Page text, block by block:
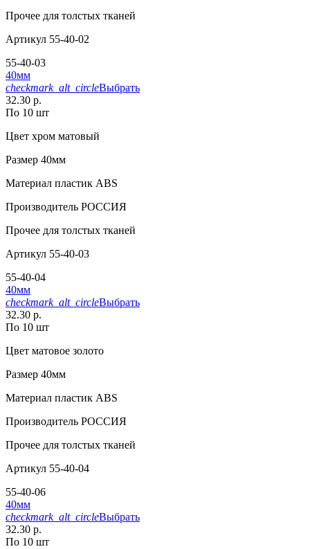
Прочее для толстых тканей
Артикул 55-40-02
55-40-03
40мм
checkmark_alt_circleВыбрать
32.30 р.
По 10 шт
Цвет хром матовый
Размер 40мм
Материал пластик АВS
Производитель РОССИЯ
Прочее для толстых тканей
Артикул 55-40-03
55-40-04
40мм
checkmark_alt_circleВыбрать
32.30 р.
По 10 шт
Цвет матовое золото
Размер 40мм
Материал пластик АВS
Производитель РОССИЯ
Прочее для толстых тканей
Артикул 55-40-04
55-40-06
40мм
checkmark_alt_circleВыбрать
32.30 р.
По 10 шт